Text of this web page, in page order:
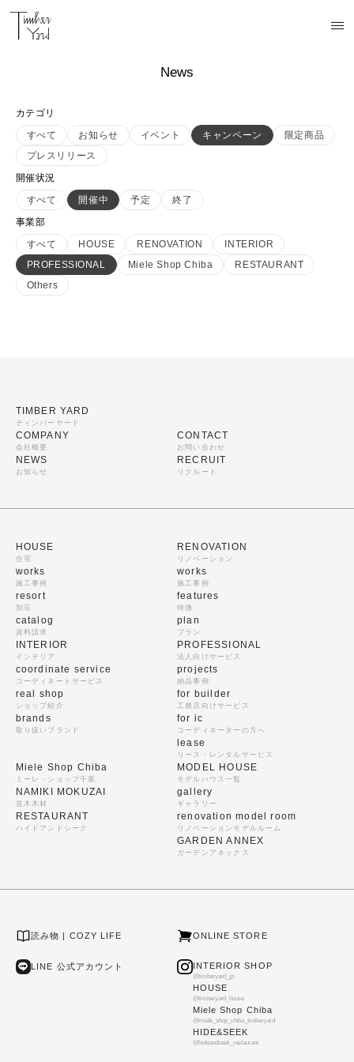
News
カテゴリ
すべて
お知らせ イベント キャンペーン
限定商品
プレスリリース
開催状況
すべて
開催中 予定
終了
事業部
すべて
HOUSE RENOVATION
INTERIOR
PROFESSIONAL
Miele Shop Chiba
RESTAURANT
Others
TIMBER YARD
ティンバーヤード
COMPANY
会社概要
NEWS
お知らせ
CONTACT
お問い合わせ
RECRUIT
リクルート
HOUSE
住宅
works
施工事例
resort
別荘
catalog
資料請求
RENOVATION
リノベーション
works
施工事例
features
特徴
plan
プラン
INTERIOR
インテリア
coordinate service
コーディネートサービス
real shop
ショップ紹介
brands
取り扱いブランド
PROFESSIONAL
法人向けサービス
projects
納品事例
for builder
工務店向けサービス
for ic
コーディネーターの方へ
lease
リース・レンタルサービス
Miele Shop Chiba
ミーレ・ショップ千葉
NAMIKI MOKUZAI
並木木材
RESTAURANT
ハイドアンドシーク
MODEL HOUSE
モデルハウス一覧
gallery
ギャラリー
renovation model room
リノベーションモデルルーム
GARDEN ANNEX
ガーデンアネックス
読み物 | COZY LIFE ONLINE STORE
LINE 公式アカウント INTERIOR SHOP
@timberyard_jp
HOUSE
@timberyard_house
Miele Shop Chiba
@miele_shop_chiba_timberyard
HIDE&SEEK
@hideandseek_restaurant